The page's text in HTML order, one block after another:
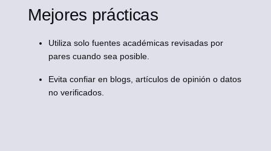
Mejores prácticas
Utiliza solo fuentes académicas revisadas por
pares cuando sea posible.
Evita confiar en blogs, artículos de opinión o datos
no verificados.